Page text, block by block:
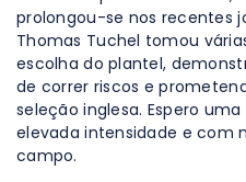
prolongou-se nos recentes
Thomas Tuchel tomou
escolha do plantel,
de correr riscos e
seleção inglesa. Espero
elevada intensidade e com
campo.